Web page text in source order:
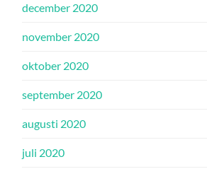
december 2020
november 2020
oktober 2020
september 2020
augusti 2020
juli 2020